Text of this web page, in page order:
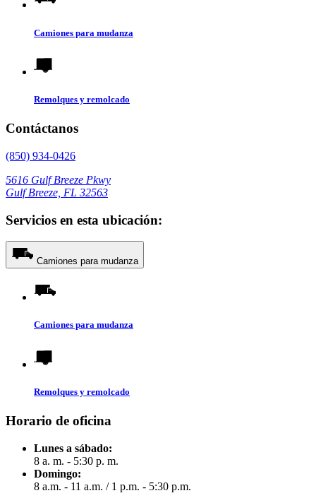
Camiones para mudanza
Remolques y remolcado
Contáctanos
(850) 934-0426
5616 Gulf Breeze Pkwy
Gulf Breeze, FL 32563
Servicios en esta ubicación:
Camiones para mudanza
Camiones para mudanza
Remolques y remolcado
Horario de oficina
Lunes a sábado:
8 a. m. - 5:30 p. m.
Domingo:
8 a.m. - 11 a.m. / 1 p.m. - 5:30 p.m.